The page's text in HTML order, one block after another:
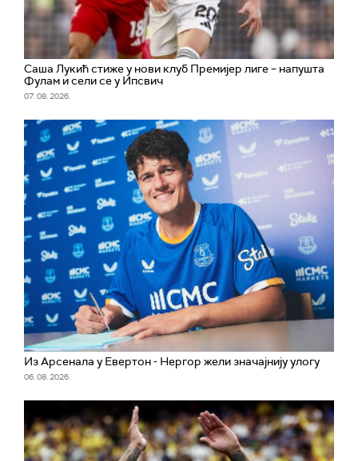
Саша Лукић стиже у нови клуб Премијер лиге – напушта
Фулам и сели се у Ипсвич
07. 08. 2026.
Из Арсенала у Евертон - Нергор жели значајнију улогу
06. 08. 2026.